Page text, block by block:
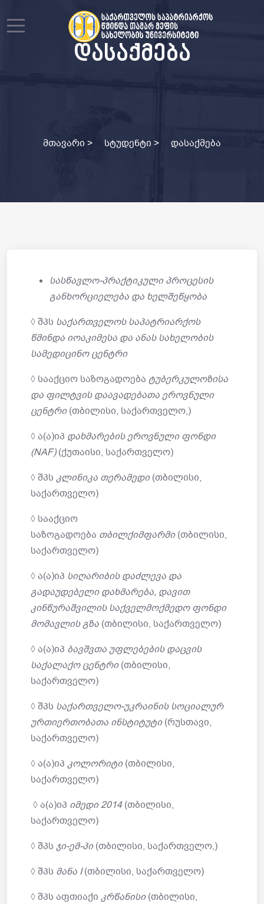
Mobile Menu Toggle
დასაქმება
მთავარი > სტუდენტი > დასაქმება
სასწავლო-პრაქტიკული პროცესის
განხორციელება და ხელშეწყობა
◊ შპს საქართველოს საპატრიარქოს
წმინდა იოაკიმესა და ანას სახელობის
სამედიცინო ცენტრი
◊ სააქციო საზოგადოება ტუბერკულოზისა
და ფილტვის დაავადებათა ეროვნული
ცენტრი(თბილისი, საქართველო,)
◊ ა(ა)იპ დახმარების ეროვნული ფონდი
(NAF)(ქუთაისი, საქართველო)
◊ შპსკლინიკა თერამედი(თბილისი,
საქართველო)
◊ სააქციო
საზოგადოება თბილქიმფარმი(თბილისი,
საქართველო)
◊ ა(ა)იპ სიღარიბის დაძლევა და
გადაუდებელი დახმარება, დავით
კინწურაშვილის საქველმოქმედო ფონდი
მომავლის გზა (თბილისი, საქართველო)
◊ ა(ა)იპ ბავშვთა უფლებების დაცვის
საქალაქო ცენტრი(თბილისი,
საქართველო)
◊ შპს საქართველო-უკრაინის სოციალურ
ურთიერთობათა ინსტიტუტი(რუსთავი,
საქართველო)
◊ ა(ა)იპ კოლორიტი(თბილისი,
საქართველო)
◊ ა(ა)იპ იმედი2014(თბილისი,
საქართველო)
◊ შპსჯი-ემ-პი(თბილისი, საქართველო,)
◊ შპს მანა I(თბილისი, საქართველო)
◊ შპს აფთიაქი კრწანისი(თბილისი,